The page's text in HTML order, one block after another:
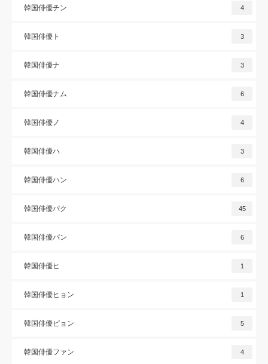
韓国俳優チン 4
韓国俳優ト 3
韓国俳優ナ 3
韓国俳優ナム 6
韓国俳優ノ 4
韓国俳優ハ 3
韓国俳優ハン 6
韓国俳優パク 45
韓国俳優パン 6
韓国俳優ヒ 1
韓国俳優ヒョン 1
韓国俳優ピョン 5
韓国俳優ファン 4